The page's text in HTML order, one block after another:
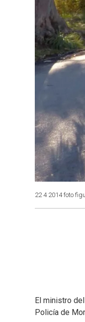
22 4 2014 foto
El ministro
Policía de